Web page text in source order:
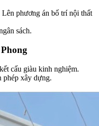
phương án bố trí nội thất
sách.
cấu giàu kinh nghiệm.
phép xây dựng.